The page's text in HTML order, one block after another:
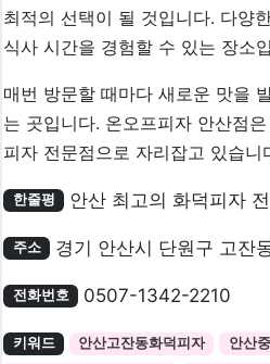
최적의 선택이 될 것입니다. 다양
식사 시간을 경험할 수 있는 장소
매번 방문할 때마다 새로운 맛을
는 곳입니다. 온오프피자 안산점
피자 전문점으로 자리잡고 있습니
한줄평 안산 최고의 화덕피자
주소 경기 안산시 단원구 고잔
전화번호 0507-1342-2210
키워드 안산고잔동화덕피자
안산